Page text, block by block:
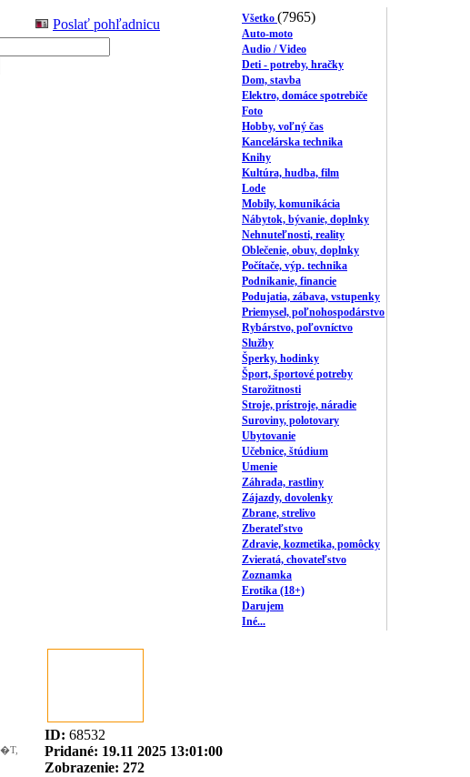
Poslať pohľadnicu
Všetko (7965)
Auto-moto
Audio / Video
Deti - potreby, hračky
Dom, stavba
Elektro, domáce spotrebiče
Foto
Hobby, voľný čas
Kancelárska technika
Knihy
Kultúra, hudba, film
Lode
Mobily, komunikácia
Nábytok, bývanie, doplnky
Nehnuteľnosti, reality
Oblečenie, obuv, doplnky
Počítače, výp. technika
Podnikanie, financie
Podujatia, zábava, vstupenky
Priemysel, poľnohospodárstvo
Rybárstvo, poľovníctvo
Služby
Šperky, hodinky
Šport, športové potreby
Starožitnosti
Stroje, prístroje, náradie
Suroviny, polotovary
Ubytovanie
Učebnice, štúdium
Umenie
Záhrada, rastliny
Zájazdy, dovolenky
Zbrane, strelivo
Zberateľstvo
Zdravie, kozmetika, pomôcky
Zvieratá, chovateľstvo
Zoznamka
Erotika (18+)
Darujem
Iné...
ID: 68532
Pridané: 19.11 2025 13:01:00
Zobrazenie: 272